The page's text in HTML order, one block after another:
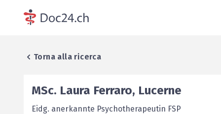
Torna alla ricerca
MSc. Laura Ferraro, Lucerne
Eidg. anerkannte Psychotherapeutin FSP